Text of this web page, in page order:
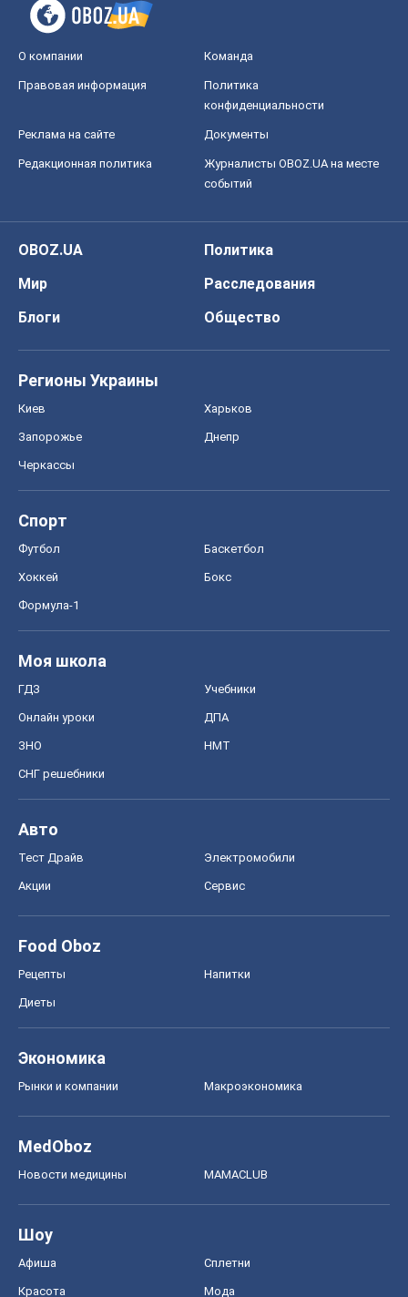
О компании Команда
Правовая информация
Политика
конфиденциальности
Реклама на сайте Документы
Редакционная политика
Журналисты OBOZ.UA на месте
событий
OBOZ.UA
Политика
Мир
Расследования
Блоги
Общество
Регионы Украины
Киев Харьков
Запорожье Днепр
Черкассы
Спорт
Футбол Баскетбол
Хоккей Бокс
Формула-1
Моя школа
ГДЗ Учебники
Онлайн уроки ДПА
ЗНО НМТ
СНГ решебники
Авто
Тест Драйв Электромобили
Акции Сервис
Food Oboz
Рецепты Напитки
Диеты
Экономика
Рынки и компании Mакроэкономика
MedOboz
Новости медицины MAMACLUB
Шоу
Афиша Сплетни
Красота Мода